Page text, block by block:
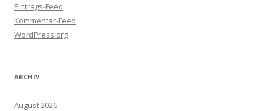
Eintrags-Feed
Kommentar-Feed
WordPress.org
ARCHIV
August 2026